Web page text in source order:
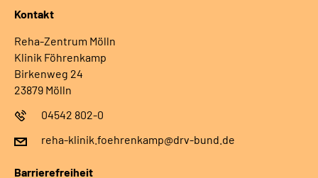
Kontakt
Reha-Zentrum Mölln
Klinik Föhrenkamp
Birkenweg 24
23879 Mölln
04542 802-0
reha-klinik.foehrenkamp@drv-bund.de
Barrierefreiheit